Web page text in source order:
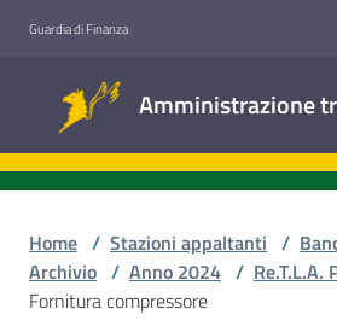
Guardia di Finanza
Amministrazione
trasparente
Home / Stazioni appaltanti /
Archivio / Anno 2024 / Re.T.L.A.
Fornitura compressore